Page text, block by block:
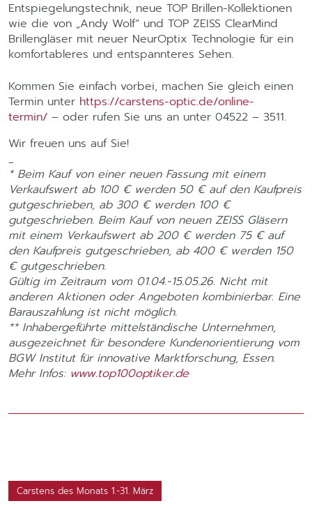
Entspiegelungstechnik, neue TOP Brillen-Kollektionen
wie die von „Andy Wolf“ und TOP ZEISS ClearMind
Brillengläser mit neuer NeurOptix Technologie für ein
komfortableres und entspannteres Sehen.
Kommen Sie einfach vorbei, machen Sie gleich einen
Termin unter https://carstens-optic.de/online-
termin/ – oder rufen Sie uns an unter 04522 – 3511.
Wir freuen uns auf Sie!
_
* Beim Kauf von einer neuen Fassung mit einem
Verkaufswert ab 100 € werden 50 € auf den Kaufpreis
gutgeschrieben, ab 300 € werden 100 €
gutgeschrieben. Beim Kauf von neuen ZEISS Gläsern
mit einem Verkaufswert ab 200 € werden 75 € auf
den Kaufpreis gutgeschrieben, ab 400 € werden 150
€ gutgeschrieben.
Gültig im Zeitraum vom 01.04.-15.05.26. Nicht mit
anderen Aktionen oder Angeboten kombinierbar. Eine
Barauszahlung ist nicht möglich.
** Inhabergeführte mittelständische Unternehmen,
ausgezeichnet für besondere Kundenorientierung vom
BGW Institut für innovative Marktforschung, Essen.
Mehr Infos: www.top100optiker.de
Carstens des Monats 1.-31. März